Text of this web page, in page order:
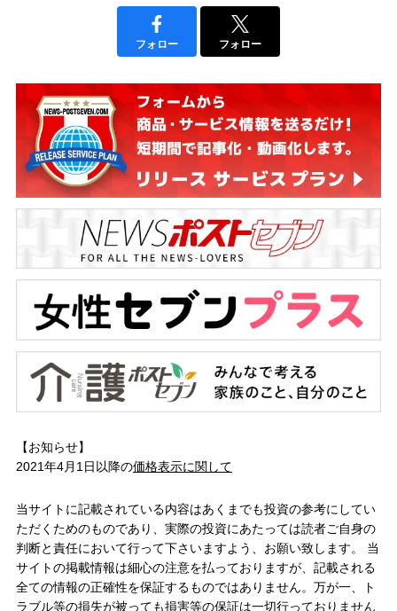
フォロー フォロー
【お知らせ】
2021年4月1日以降の価格表示に関して
当サイトに記載されている内容はあくまでも投資の参考にしてい
ただくためのものであり、実際の投資にあたっては読者ご自身の
判断と責任において行って下さいますよう、お願い致します。 当
サイトの掲載情報は細心の注意を払っておりますが、記載される
全ての情報の正確性を保証するものではありません。万が一、ト
ラブル等の損失が被っても損害等の保証は一切行っておりません